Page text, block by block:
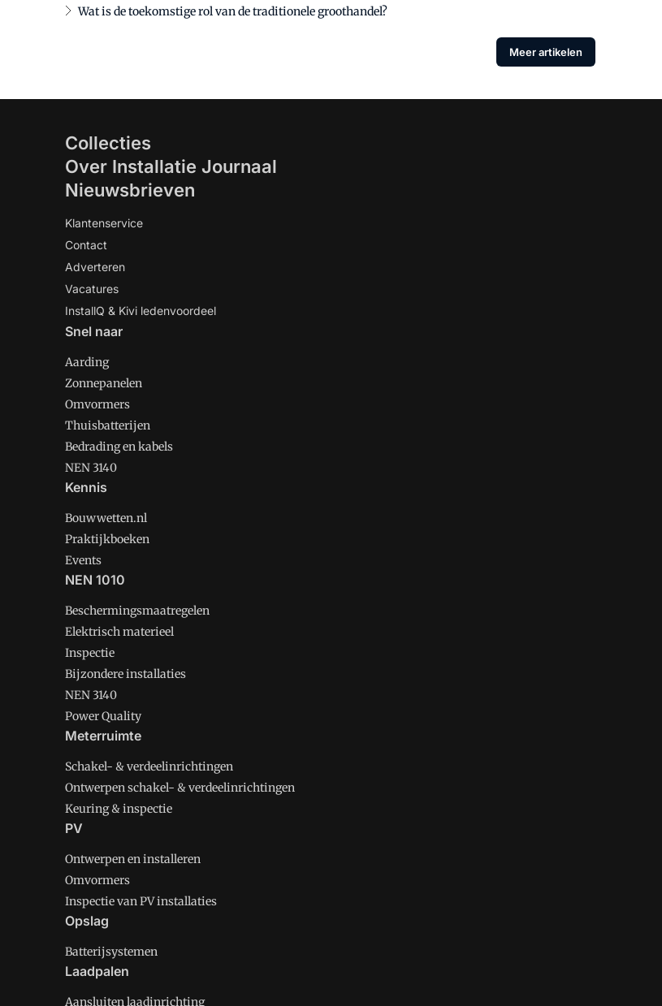
Wat is de toekomstige rol van de traditionele groothandel?
Meer artikelen
Collecties
Over Installatie Journaal
Nieuwsbrieven
Klantenservice
Contact
Adverteren
Vacatures
InstallQ & Kivi ledenvoordeel
Snel naar
Aarding
Zonnepanelen
Omvormers
Thuisbatterijen
Bedrading en kabels
NEN 3140
Kennis
Bouwwetten.nl
Praktijkboeken
Events
NEN 1010
Beschermingsmaatregelen
Elektrisch materieel
Inspectie
Bijzondere installaties
NEN 3140
Power Quality
Meterruimte
Schakel- & verdeelinrichtingen
Ontwerpen schakel- & verdeelinrichtingen
Keuring & inspectie
PV
Ontwerpen en installeren
Omvormers
Inspectie van PV installaties
Opslag
Batterijsystemen
Laadpalen
Aansluiten laadinrichting